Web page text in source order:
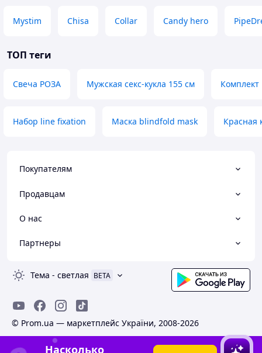
Mystim Chisa Collar Candy hero
ТОП теги
Свеча РОЗА Мужская секс-кукла 155 см
Набор line fixation Маска blindfold mask Красная
Покупателям
Продавцам
О нас
Партнеры
Тема - светлая BETA
© Prom.ua — маркетплейс України, 2008-2026
Насколько